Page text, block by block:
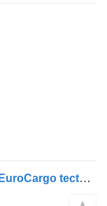
4899235 tapa de válvula para IVECO EuroCargo tector camión